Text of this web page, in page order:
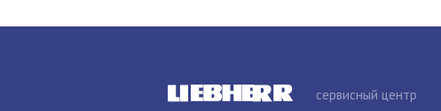
сервисный центр